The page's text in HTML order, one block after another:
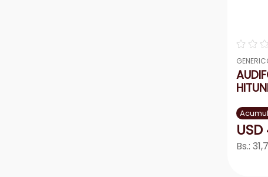
☆☆
USD
Bs.: